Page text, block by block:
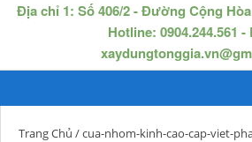
Địa chỉ 1: Số 406/2 - Đường Cộng
Hotline: 0904.244.561 -
Trang Chủ /cua-nhom-kinh-cao-cap-viet-